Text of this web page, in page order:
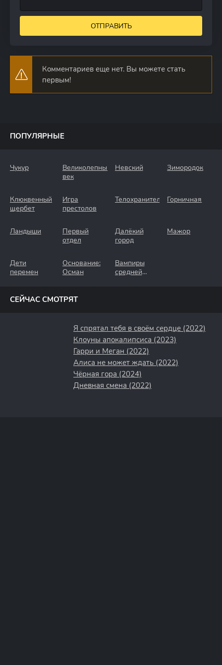
ОТПРАВИТЬ
Комментариев еще нет. Вы можете стать
первым!
ПОПУЛЯРНЫЕ
Чукур
Великолепный
век
Невский Зимородок
Клюквенный
щербет
Игра
престолов
Телохранители Горничная
Ландыши
Первый
отдел
Далёкий
город
Мажор
Дети
перемен
Основание:
Осман
Вампиры
средней
СЕЙЧАС СМОТРЯТ
Я спрятал тебя в своём сердце (2022)
Клоуны апокалипсиса (2023)
Гарри и Меган (2022)
Алиса не может ждать (2022)
Чёрная гора (2024)
Дневная смена (2022)